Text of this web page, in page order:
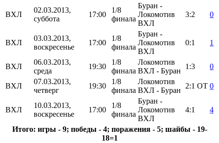
ВХЛ
02.03.2013,
суббота
17:00
1/8
финала
Буран -
Локомотив
ВХЛ
3:2 0
ВХЛ
03.03.2013,
воскресенье
17:00
1/8
финала
Буран -
Локомотив
ВХЛ
0:1 1
ВХЛ
06.03.2013,
среда
19:30
1/8
финала
Локомотив
ВХЛ - Буран
1:3 0
ВХЛ
07.03.2013,
четверг
19:30
1/8
финала
Локомотив
ВХЛ - Буран
2:1 ОТ 0
ВХЛ
10.03.2013,
воскресенье
17:00
1/8
финала
Буран -
Локомотив
ВХЛ
4:1 4
Итого: игры - 9; победы - 4; поражения - 5; шайбы - 19-
18=1